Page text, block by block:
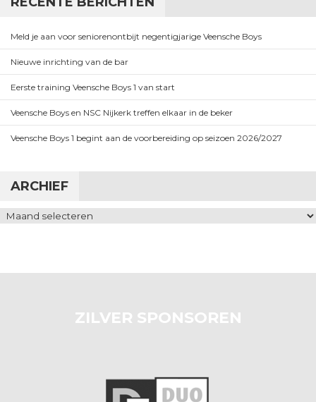
Meld je aan voor seniorenontbijt negentigjarige Veensche Boys
Nieuwe inrichting van de bar
Eerste training Veensche Boys 1 van start
Veensche Boys en NSC Nijkerk treffen elkaar in de beker
Veensche Boys 1 begint aan de voorbereiding op seizoen 2026/2027
ARCHIEF
Archief
ZILVER SPONSOREN